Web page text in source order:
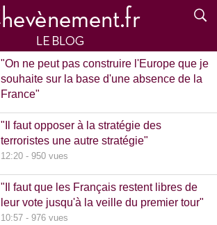
"On ne peut pas construire l'Europe que je
souhaite sur la base d'une absence de la
France"
"Il faut opposer à la stratégie des
terroristes une autre stratégie"
12:20 - 950 vues
"Il faut que les Français restent libres de
leur vote jusqu'à la veille du premier tour"
10:57 - 976 vues